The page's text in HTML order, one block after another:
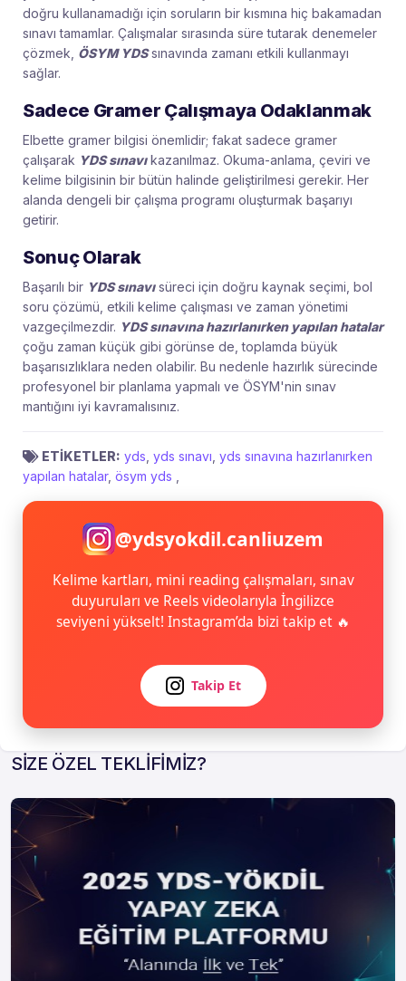
doğru kullanamadığı için soruların bir kısmına hiç bakamadan
sınavı tamamlar. Çalışmalar sırasında süre tutarak denemeler
çözmek, ÖSYM YDSsınavında zamanı etkili kullanmayı
sağlar.
Sadece Gramer Çalışmaya Odaklanmak
Elbette gramer bilgisi önemlidir; fakat sadece gramer
çalışarak YDS sınavıkazanılmaz. Okuma-anlama, çeviri ve
kelime bilgisinin bir bütün halinde geliştirilmesi gerekir. Her
alanda dengeli bir çalışma programı oluşturmak başarıyı
getirir.
Sonuç Olarak
Başarılı bir YDS sınavısüreci için doğru kaynak seçimi, bol
soru çözümü, etkili kelime çalışması ve zaman yönetimi
vazgeçilmezdir. YDS sınavına hazırlanırken yapılan hatalar
çoğu zaman küçük gibi görünse de, toplamda büyük
başarısızlıklara neden olabilir. Bu nedenle hazırlık sürecinde
profesyonel bir planlama yapmalı ve ÖSYM'nin sınav
mantığını iyi kavramalısınız.
ETİKETLER: yds yds sınavı yds sınavına hazırlanırken
yapılan hatalar, ösym yds
@ydsyokdil.canliuzem
Kelime kartları, mini reading çalışmaları, sınav
duyuruları ve Reels videolarıyla İngilizce
seviyeni yükselt! Instagram’da bizi takip et 🔥
Takip Et
SİZE ÖZEL TEKLİFİMİZ?